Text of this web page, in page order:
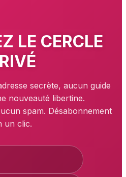
LE CERCLE
secrète, aucun guide
nouveauté libertine.
spam. Désabonnement
un clic.